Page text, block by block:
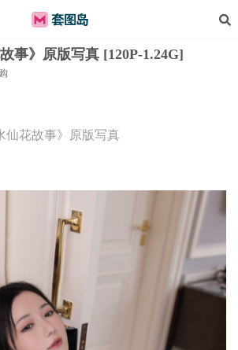
事》原版写真 [120P-1.24G]
仙花故事》原版写真